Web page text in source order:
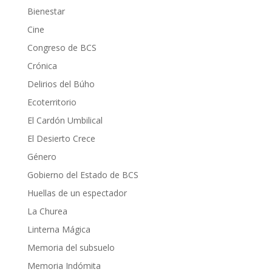
Bienestar
Cine
Congreso de BCS
Crónica
Delirios del Búho
Ecoterritorio
El Cardón Umbilical
El Desierto Crece
Género
Gobierno del Estado de BCS
Huellas de un espectador
La Churea
Linterna Mágica
Memoria del subsuelo
Memoria Indómita